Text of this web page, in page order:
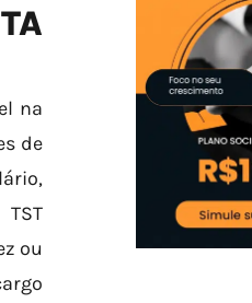
na
de
ou